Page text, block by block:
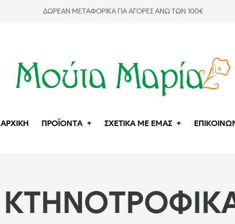
ΔΩΡΕΑΝ ΜΕΤΑΦΟΡΙΚΑ ΓΙΑ ΑΓΟΡΕΣ ΑΝΩ ΤΩΝ 100€
ΑΡΧΙΚΗ ΠΡΟΪΟΝΤΑ ΣΧΕΤΙΚΑ ΜΕ ΕΜΑΣ